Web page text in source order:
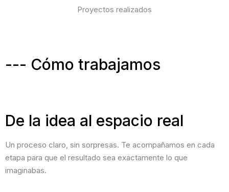
Proyectos realizados
--- Cómo trabajamos
De la idea al espacio real
Un proceso claro, sin sorpresas. Te acompañamos en cada
etapa para que el resultado sea exactamente lo que
imaginabas.